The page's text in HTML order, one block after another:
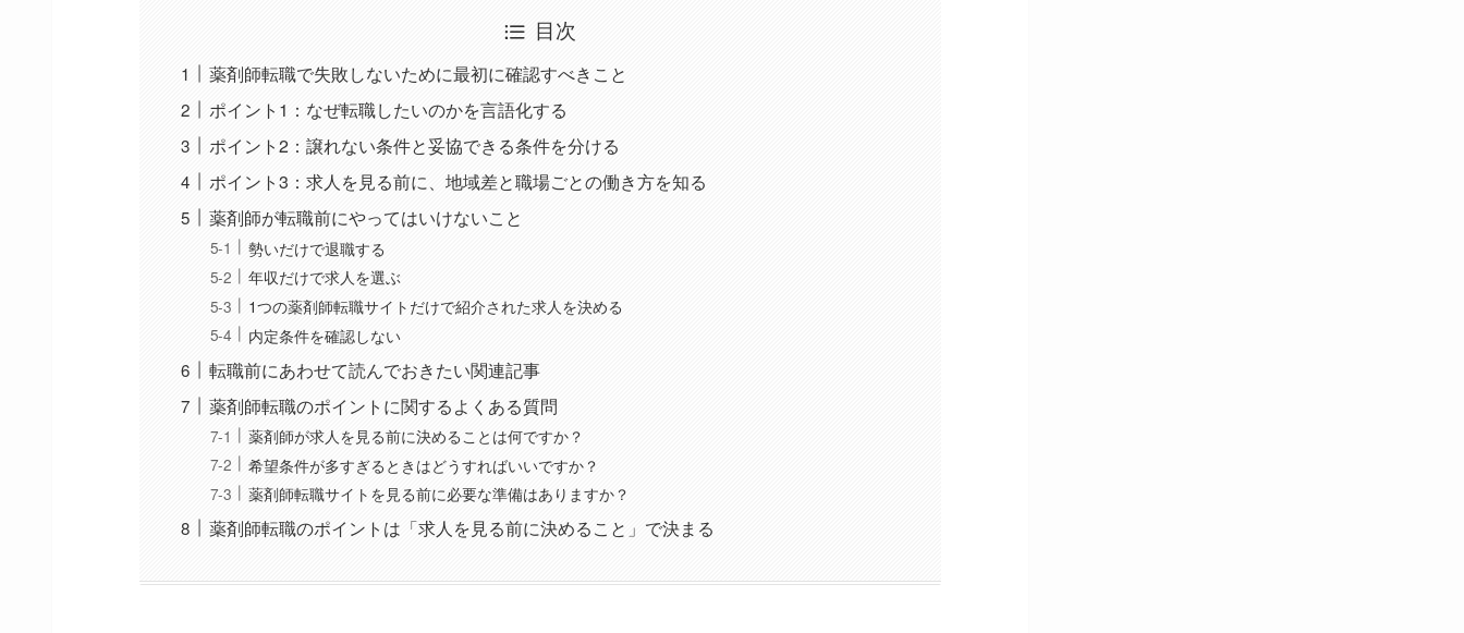
目次
薬剤師転職で失敗しないために最初に確認すべきこと
ポイント1：なぜ転職したいのかを言語化する
ポイント2：譲れない条件と妥協できる条件を分ける
ポイント3：求人を見る前に、地域差と職場ごとの働き方を知る
薬剤師が転職前にやってはいけないこと
勢いだけで退職する
年収だけで求人を選ぶ
1つの薬剤師転職サイトだけで紹介された求人を決める
内定条件を確認しない
転職前にあわせて読んでおきたい関連記事
薬剤師転職のポイントに関するよくある質問
薬剤師が求人を見る前に決めることは何ですか？
希望条件が多すぎるときはどうすればいいですか？
薬剤師転職サイトを見る前に必要な準備はありますか？
薬剤師転職のポイントは「求人を見る前に決めること」で決まる